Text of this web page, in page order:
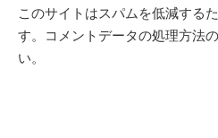
このサイトはスパムを低減する
す。 コメントデータの処理方法
い。